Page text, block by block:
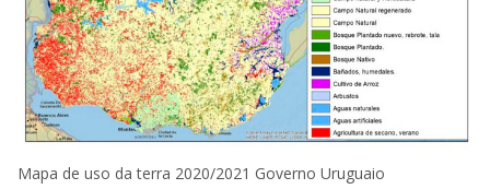
Mapa de uso da terra 2020/2021 Governo Uruguaio